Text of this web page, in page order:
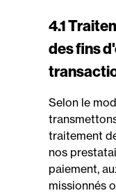
4.1
des fins
Selon le
traitement
nos
paiement,
missionnés